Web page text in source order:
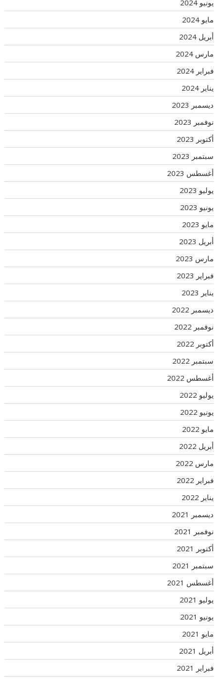
يونيو 2024
مايو 2024
أبريل 2024
مارس 2024
فبراير 2024
يناير 2024
ديسمبر 2023
نوفمبر 2023
أكتوبر 2023
سبتمبر 2023
أغسطس 2023
يوليو 2023
يونيو 2023
مايو 2023
أبريل 2023
مارس 2023
فبراير 2023
يناير 2023
ديسمبر 2022
نوفمبر 2022
أكتوبر 2022
سبتمبر 2022
أغسطس 2022
يوليو 2022
يونيو 2022
مايو 2022
أبريل 2022
مارس 2022
فبراير 2022
يناير 2022
ديسمبر 2021
نوفمبر 2021
أكتوبر 2021
سبتمبر 2021
أغسطس 2021
يوليو 2021
يونيو 2021
مايو 2021
أبريل 2021
فبراير 2021